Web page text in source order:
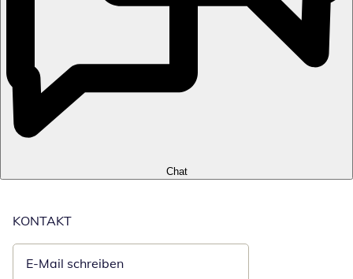
Chat
KONTAKT
E-Mail schreiben
Öffnet E-Mail-Client